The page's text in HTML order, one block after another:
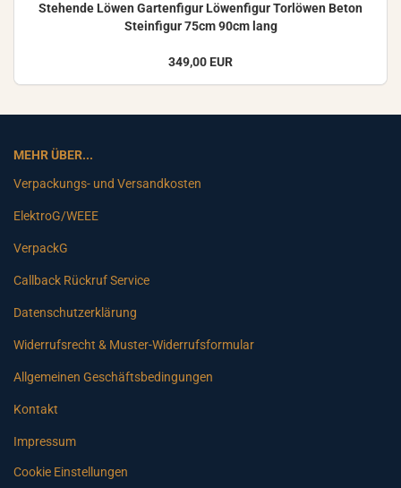
Ste­hen­de Löwen Gar­ten­fi­gur Lö­wen­fi­gur Tor­lö­wen Beton
Stein­fi­gur 75cm 90cm lang
349,00 EUR
MEHR ÜBER...
Verpackungs- und Versandkosten
ElektroG/WEEE
VerpackG
Callback Rückruf Service
Datenschutzerklärung
Widerrufsrecht & Muster-Widerrufsformular
Allgemeinen Geschäftsbedingungen
Kontakt
Impressum
Cookie Einstellungen